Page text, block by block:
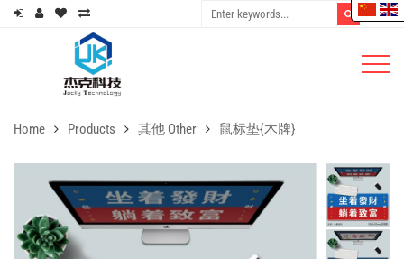
Home Products 其他 Other 鼠标垫{木牌}